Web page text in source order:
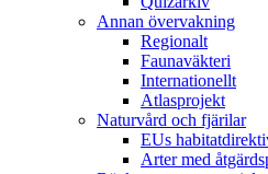
Annan övervakning
Regionalt
Faunaväkteri
Internationellt
Atlasprojekt
Naturvård och fjärilar
EUs
Arter med